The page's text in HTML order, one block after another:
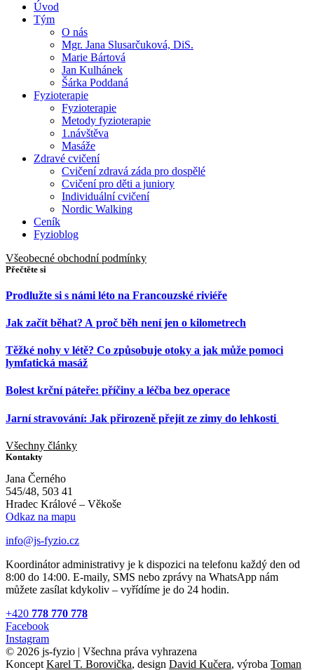
Úvod
Tým
O nás
Mgr. Jana Slusarčuková, DiS.
Marie Bártová
Jan Kulhánek
Šárka Poddaná
Fyzioterapie
Fyzioterapie
Metody fyzioterapie
1.návštěva
Masáže
Zdravé cvičení
Cvičení zdravá záda pro dospělé
Cvičení pro děti a juniory
Individuální cvičení
Nordic Walking
Ceník
Fyzioblog
Všeobecné obchodní podmínky
Přečtěte si
Prodlužte si s námi léto na Francouzské riviéře
Jak začít běhat? A proč běh není jen o kilometrech
Těžké nohy v létě? Co způsobuje otoky a jak může pomoci
lymfatická masáž
Bolest krční páteře: příčiny a léčba bez operace
Jarní stravování: Jak přirozeně přejít ze zimy do lehkosti
Všechny články
Kontakty
Jana Černého
545/48, 503 41
Hradec Králové – Věkoše
Odkaz na mapu
info@js-fyzio.cz
Koordinátor administrativy je k dispozici na telefonu každý den od
8:00 do 14:00. E-maily, SMS nebo zprávy na WhatsApp nám
můžete zasílat kdykoliv – vyřídíme je do 24 hodin.
+420 778 770 778
Facebook
Instagram
© 2026 js-fyzio | Všechna práva vyhrazena
Koncept Karel T. Borovička, design David Kučera, výroba Toman